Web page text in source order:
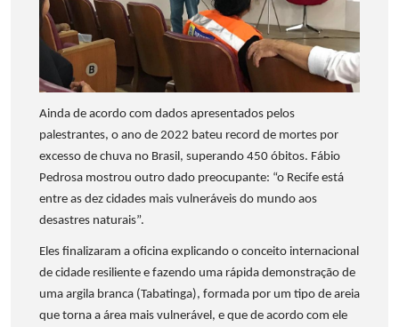
Ainda de acordo com dados apresentados pelos
palestrantes, o ano de 2022 bateu record de mortes por
excesso de chuva no Brasil, superando 450 óbitos. Fábio
Pedrosa mostrou outro dado preocupante: “o Recife está
entre as dez cidades mais vulneráveis do mundo aos
desastres naturais”.
Eles finalizaram a oficina explicando o conceito internacional
de cidade resiliente e fazendo uma rápida demonstração de
uma argila branca (Tabatinga), formada por um tipo de areia
que torna a área mais vulnerável, e que de acordo com ele